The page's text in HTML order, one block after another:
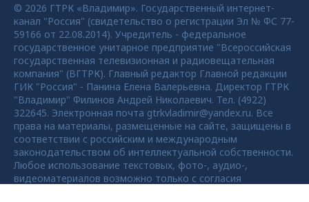
© 2026 ГТРК «Владимир». Государственный интернет-
канал "Россия" (свидетельство о регистрации Эл № ФС 77-
59166 от 22.08.2014). Учредитель - федеральное
государственное унитарное предприятие "Всероссийская
государственная телевизионная и радиовещательная
компания" (ВГТРК). Главный редактор Главной редакции
ГИК "Россия" - Панина Елена Валерьевна. Директор ГТРК
"Владимир" Филинов Андрей Николаевич. Тел. (4922)
322645. Электронная почта gtrkvladimir@yandex.ru. Все
права на материалы, размещенные на сайте, защищены в
соответствии с российским и международным
законодательством об интеллектуальной собственности.
Любое использование текстовых, фото-, аудио-,
видеоматериалов возможно только с согласия